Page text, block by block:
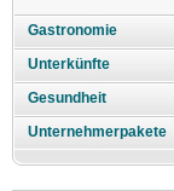
Gastronomie
Unterkünfte
Gesundheit
Unternehmerpakete